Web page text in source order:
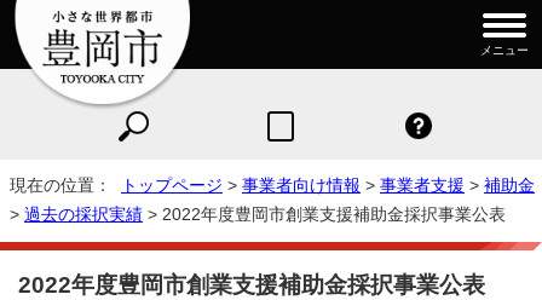
メニュー
現在の位置： トップページ > 事業者向け情報 > 事業者支援 > 補助金
> 過去の採択実績 > 2022年度豊岡市創業支援補助金採択事業公表
2022年度豊岡市創業支援補助金採択事業公表